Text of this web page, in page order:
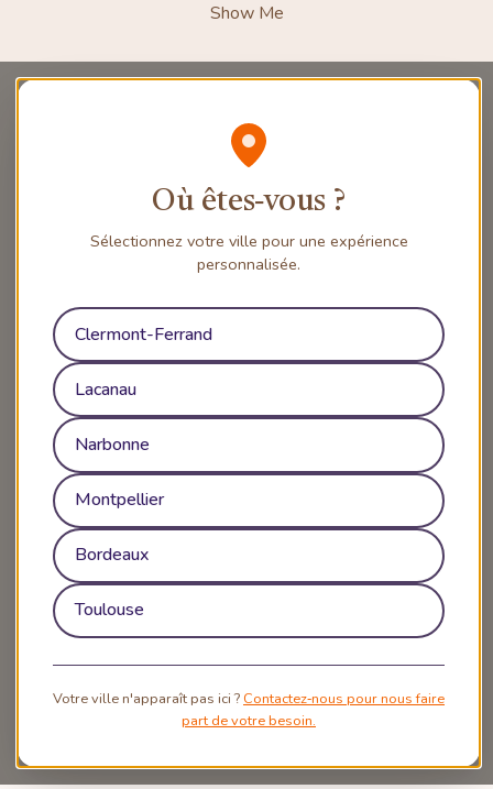
Show Me
Où êtes‑vous ?
Sélectionnez votre ville pour une expérience
personnalisée.
Clermont-Ferrand
Lacanau
Narbonne
Montpellier
Bordeaux
Toulouse
Votre ville n'apparaît pas ici ? Contactez‑nous pour nous faire
part de votre besoin.